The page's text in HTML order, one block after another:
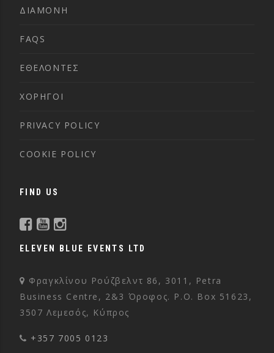
ΔΙΑΜΟΝΗ
FAQS
ΕΘΕΛΟΝΤΕΣ
ΧΟΡΗΓΟΙ
PRIVACY POLICY
COOKIE POLICY
FIND US
ELEVEN BLUE EVENTS LTD
Φραγκλίνου Ρούζβελντ 86, 3011, Petra
Business Centre, 2&3 Όροφος. P.O. Box 51623,
3507 Λεμεσός, Κύπρος
+357 7005 0123